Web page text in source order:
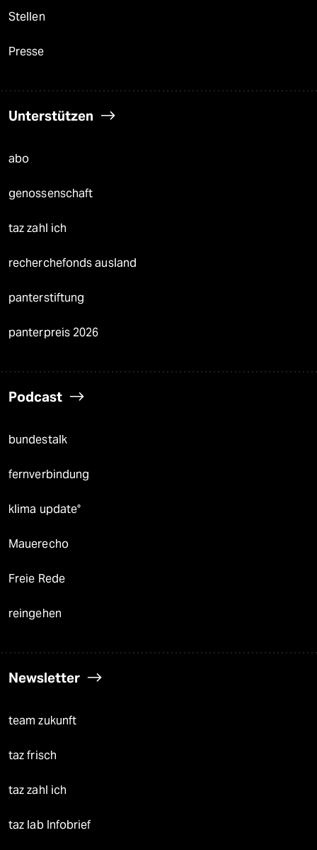
Stellen
Presse
Unterstützen
abo
genossenschaft
taz zahl ich
recherchefonds ausland
panterstiftung
panterpreis 2026
Podcast
bundestalk
fernverbindung
klima update°
Mauerecho
Freie Rede
reingehen
Newsletter
team zukunft
taz frisch
taz zahl ich
taz lab Infobrief